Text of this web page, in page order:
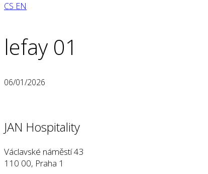
CS EN
lefay 01
06/01/2026
JAN Hospitality
Václavské náměstí 43
110 00, Praha 1